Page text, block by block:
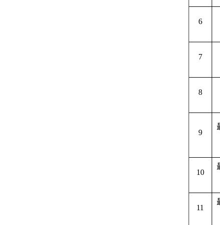
6
7
8
9
10
11